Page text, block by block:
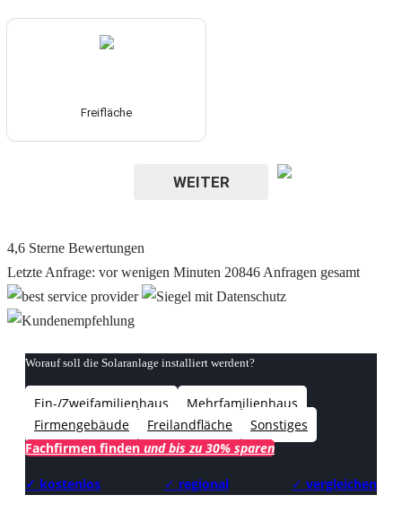
Freifläche
WEITER
4,6 Sterne Bewertungen
Letzte Anfrage: vor wenigen Minuten 20846 Anfragen gesamt
Worauf soll die Solaranlage installiert werdent?
Ein-/Zweifamilienhaus
Mehrfamilienhaus
Firmengebäude
Freilandfläche
Sonstiges
Fachfirmen finden und bis zu 30% sparen
✓ kostenlos ✓ regional ✓ vergleichen